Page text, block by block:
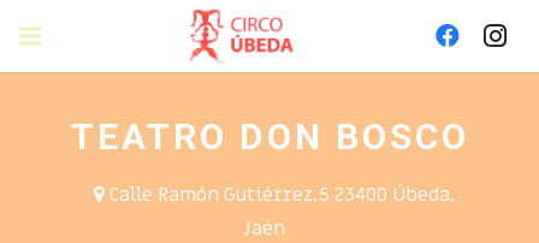
Eventos en este lugar
TEATRO DON BOSCO
Calle Ramón Gutiérrez,5 23400 Úbeda,
Jaén